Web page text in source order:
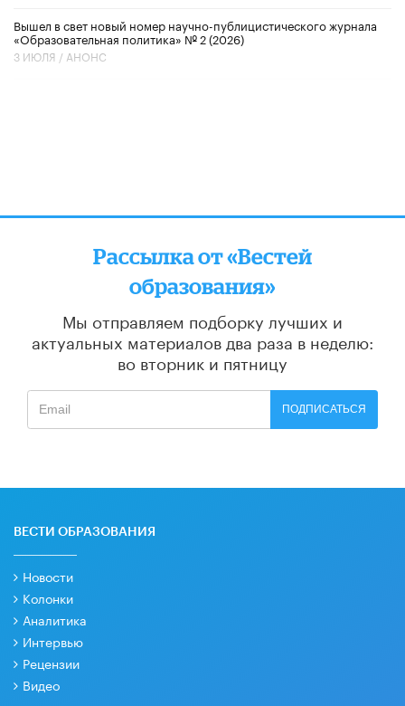
Вышел в свет новый номер научно-публицистического журнала
«Образовательная политика» № 2 (2026)
3 ИЮЛЯ / АНОНС
Рассылка от «Вестей
образования»
Мы отправляем подборку лучших и
актуальных материалов два раза в неделю:
во вторник и пятницу
ПОДПИСАТЬСЯ
ВЕСТИ ОБРАЗОВАНИЯ
Новости
Колонки
Аналитика
Интервью
Рецензии
Видео